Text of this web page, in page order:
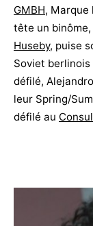
GMBH, Marque
tête un binôme,
Huseby, puise
Soviet berlinois
défilé,
leur Spring/
défilé au